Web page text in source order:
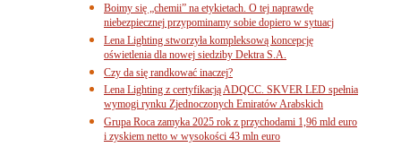
Boimy się „chemii” na etykietach. O tej naprawdę
niebezpiecznej przypominamy sobie dopiero w sytuacj
Lena Lighting stworzyła kompleksową koncepcję
oświetlenia dla nowej siedziby Dektra S.A.
Czy da się randkować inaczej?
Lena Lighting z certyfikacją ADQCC. SKVER LED spełnia
wymogi rynku Zjednoczonych Emiratów Arabskich
Grupa Roca zamyka 2025 rok z przychodami 1,96 mld euro
i zyskiem netto w wysokości 43 mln euro